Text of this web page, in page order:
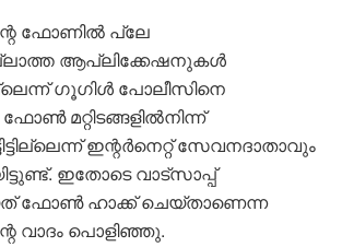
ഫോണിൽ പ്ലേ
ആപ്ലിക്കേഷനുകൾ
ഗൂഗിൾ പോലീസിനെ
മറ്റിടങ്ങളിൽനിന്ന്
ഇന്റർനെറ്റ് സേവനദാതാവും
ഇതോടെ വാട്‌സാപ്പ്
ഫോൺ ഹാക്ക് ചെയ്താണെന്ന
വാദം പൊളിഞ്ഞു.